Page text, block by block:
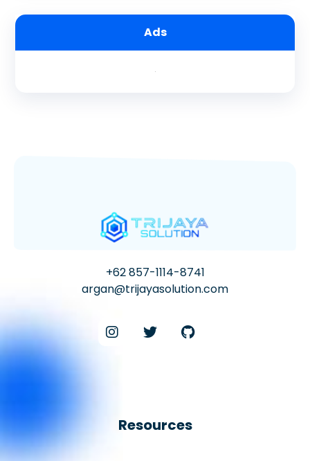
Ads
+62 857-1114-8741
argan@trijayasolution.com
Resources